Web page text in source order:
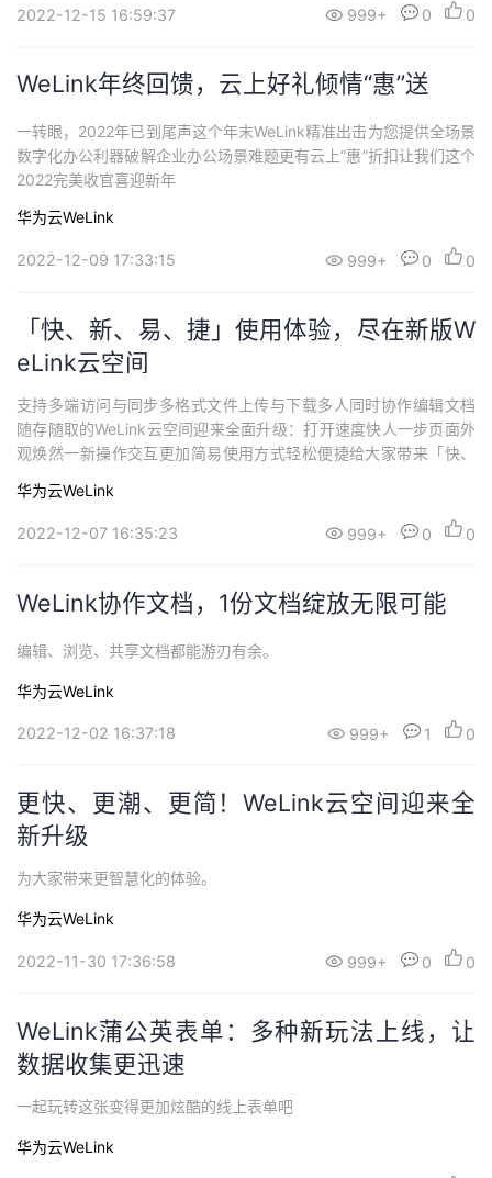
2022-12-15 16:59:37 999+ 0 0
WeLink年终回馈，云上好礼倾情“惠”送
一转眼，2022年已到尾声这个年末WeLink精准出击为您提供全场景
数字化办公利器破解企业办公场景难题更有云上“惠”折扣让我们这个
2022完美收官喜迎新年
华为云WeLink
2022-12-09 17:33:15 999+ 0 0
「快、新、易、捷」使用体验，尽在新版W
eLink云空间
支持多端访问与同步多格式文件上传与下载多人同时协作编辑文档
随存随取的WeLink云空间迎来全面升级：打开速度快人一步页面外
观焕然一新操作交互更加简易使用方式轻松便捷给大家带来「快、
4.轻松便捷✦一起进入新版云空间去体验下吧精彩视频回顾
华为云WeLink
2022-12-07 16:35:23 999+ 0 0
WeLink协作文档，1份文档绽放无限可能
编辑、浏览、共享文档都能游刃有余。
华为云WeLink
2022-12-02 16:37:18 999+ 1 0
更快、更潮、更简！WeLink云空间迎来全
新升级
为大家带来更智慧化的体验。
华为云WeLink
2022-11-30 17:36:58 999+ 0 0
WeLink蒲公英表单：多种新玩法上线，让
数据收集更迅速
一起玩转这张变得更加炫酷的线上表单吧
华为云WeLink